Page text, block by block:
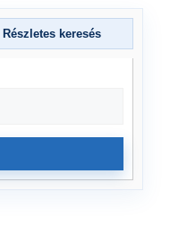
Részletes keresés